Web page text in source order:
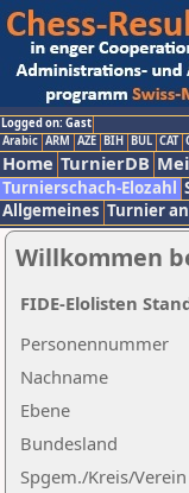
Logged on: Gast
Arabic ARM AZE BIH BUL CAT
Home TurnierDB
Turnierschach-Elozahl
Allgemeines Turnier
Willkommen
Nachname
Ebene
Personennummer
Bundesland
Spgem./Kreis/Verein
FIDE-Elolisten